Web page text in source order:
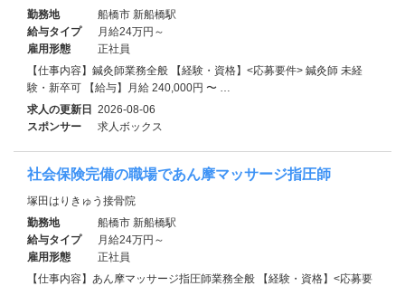
勤務地
船橋市 新船橋駅
給与タイプ
月給24万円～
雇用形態
正社員
【仕事内容】鍼灸師業務全般 【経験・資格】<応募要件> 鍼灸師 未経
験・新卒可 【給与】月給 240,000円 〜 …
求人の更新日 2026-08-06
スポンサー
求人ボックス
社会保険完備の職場であん摩マッサージ指圧師
塚田はりきゅう接骨院
勤務地
船橋市 新船橋駅
給与タイプ
月給24万円～
雇用形態
正社員
【仕事内容】あん摩マッサージ指圧師業務全般 【経験・資格】<応募要